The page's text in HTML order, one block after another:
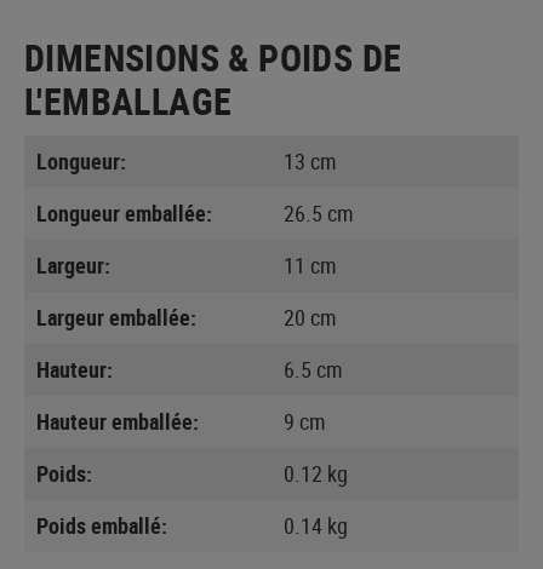
DIMENSIONS & POIDS DE
L'EMBALLAGE
Longueur:
13 cm
Longueur emballée:
26.5 cm
Largeur:
11 cm
Largeur emballée:
20 cm
Hauteur:
6.5 cm
Hauteur emballée:
9 cm
Poids:
0.12 kg
Poids emballé:
0.14 kg